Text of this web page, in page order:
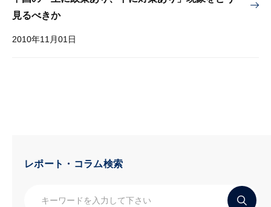
見るべきか
2010年11月01日
レポート・コラム検索